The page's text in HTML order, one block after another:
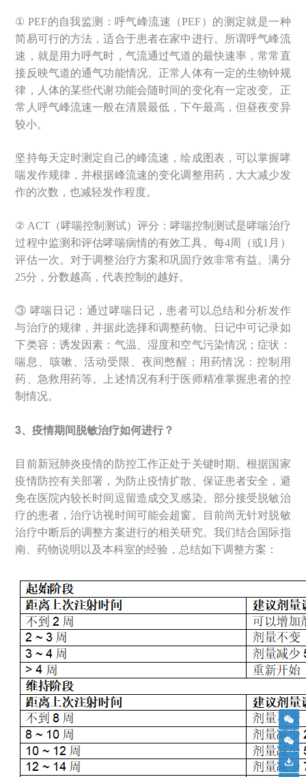
① PEF的自我监测：呼气峰流速（PEF）的测定就是一种
简易可行的方法，适合于患者在家中进行。所谓呼气峰流
速，就是用力呼气时，气流通过气道的最快速率，常常直
接反映气道的通气功能情况。正常人体有一定的生物钟规
律，人体的某些代谢功能会随时间的变化有一定改变。正
常人呼气峰流速一般在清晨最低，下午最高，但昼夜变异
较小。
坚持每天定时测定自己的峰流速，绘成图表，可以掌握哮
喘发作规律，并根据峰流速的变化调整用药，大大减少发
作的次数，也减轻发作程度。
② ACT（哮喘控制测试）评分：哮喘控制测试是哮喘治疗
过程中监测和评估哮喘病情的有效工具。每4周（或1月）
评估一次。对于调整治疗方案和巩固疗效非常有益。满分
25分，分数越高，代表控制的越好。
③ 哮喘日记：通过哮喘日记，患者可以总结和分析发作
与治疗的规律，并据此选择和调整药物。日记中可记录如
下类容：诱发因素：气温、湿度和空气污染情况；症状：
喘息、咳嗽、活动受限、夜间憋醒；用药情况：控制用
药、急救用药等。上述情况有利于医师精准掌握患者的控
制情况。
3、疫情期间脱敏治疗如何进行？
目前新冠肺炎疫情的防控工作正处于关键时期。根据国家
疫情防控有关部署，为防止疫情扩散、保证患者安全，避
免在医院内较长时间逗留造成交叉感染。部分接受脱敏治
疗的患者，治疗访视时间可能会超窗。目前尚无针对脱敏
治疗中断后的调整方案进行的相关研究。我们结合国际指
南、药物说明以及本科室的经验，总结如下调整方案：